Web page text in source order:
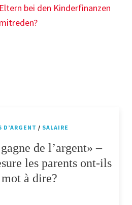
D’ARGENT / SALAIRE
de l’argent» –
les parents ont-ils
à dire?